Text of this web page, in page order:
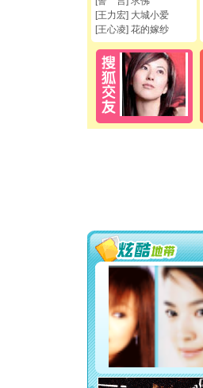
[王力宏] 大城小爱
[王心凌] 花的嫁纱